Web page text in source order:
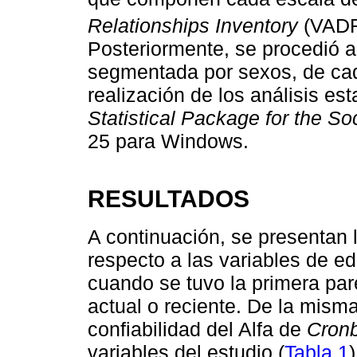
Relationships Inventory
Posteriormente, se procedió
segmentada por sexos, de
realización de los análisis
Statistical Package for the
25 para Windows.
RESULTADOS
A continuación, se
respecto a las variables de
cuando se tuvo la primera
actual o reciente. De la
confiabilidad del Alfa de
variables del estudio (Tabla 1